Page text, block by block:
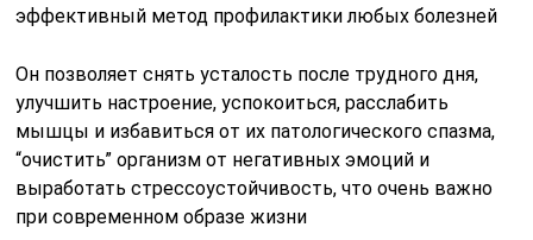
эффективный метод профилактики любых болезней
Он позволяет снять усталость после трудного дня,
улучшить настроение, успокоиться, расслабить
мышцы и избавиться от их патологического спазма,
“очистить” организм от негативных эмоций и
выработать стрессоустойчивость, что очень важно
при современном образе жизни